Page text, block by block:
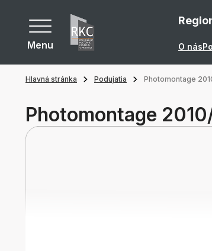
Menu O nás
Hlavná stránka Podujatia Photomontage
Photomontage